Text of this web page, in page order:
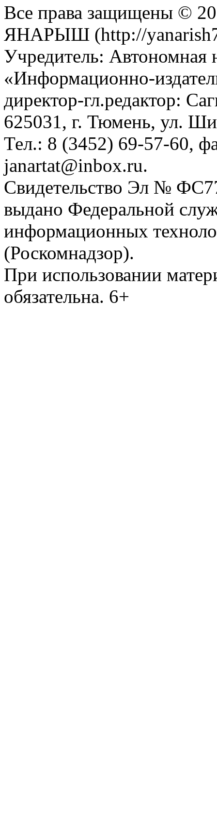
Все права защищены ©
ЯНАРЫШ (http://
Учредитель: Автономная
«Информационно-
директор-гл.редактор:
625031, г. Тюмень, ул.
Тел.: 8 (3452) 69-57-60,
janartat@inbox.ru.
Свидетельство Эл №
выдано Федеральной
информационных
(Роскомнадзор).
При использовании
обязательна. 6+